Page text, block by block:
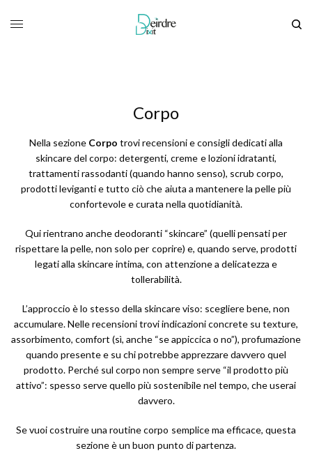
Corpo
Nella sezione Corpo trovi recensioni e consigli dedicati alla
skincare del corpo: detergenti, creme e lozioni idratanti,
trattamenti rassodanti (quando hanno senso), scrub corpo,
prodotti leviganti e tutto ciò che aiuta a mantenere la pelle più
confortevole e curata nella quotidianità.
Qui rientrano anche deodoranti “skincare” (quelli pensati per
rispettare la pelle, non solo per coprire) e, quando serve, prodotti
legati alla skincare intima, con attenzione a delicatezza e
tollerabilità.
L’approccio è lo stesso della skincare viso: scegliere bene, non
accumulare. Nelle recensioni trovi indicazioni concrete su texture,
assorbimento, comfort (sì, anche “se appiccica o no”), profumazione
quando presente e su chi potrebbe apprezzare davvero quel
prodotto. Perché sul corpo non sempre serve “il prodotto più
attivo”: spesso serve quello più sostenibile nel tempo, che userai
davvero.
Se vuoi costruire una routine corpo semplice ma efficace, questa
sezione è un buon punto di partenza.